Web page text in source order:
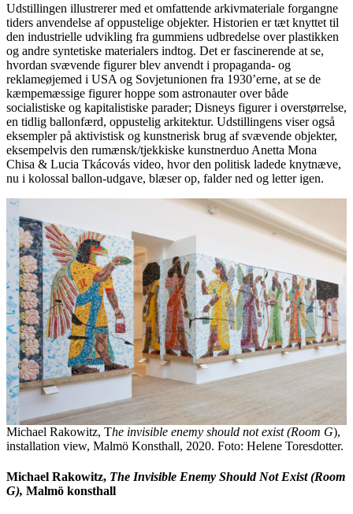
Udstillingen illustrerer med et omfattende arkivmateriale forgangne
tiders anvendelse af oppustelige objekter. Historien er tæt knyttet til
den industrielle udvikling fra gummiens udbredelse over plastikken
og andre syntetiske materialers indtog. Det er fascinerende at se,
hvordan svævende figurer blev anvendt i propaganda- og
reklameøjemed i USA og Sovjetunionen fra 1930’erne, at se de
kæmpemæssige figurer hoppe som astronauter over både
socialistiske og kapitalistiske parader; Disneys figurer i overstørrelse,
en tidlig ballonfærd, oppustelig arkitektur. Udstillingens viser også
eksempler på aktivistisk og kunstnerisk brug af svævende objekter,
eksempelvis den rumænsk/tjekkiske kunstnerduo Anetta Mona
Chisa & Lucia Tkácovás video, hvor den politisk ladede knytnæve,
nu i kolossal ballon-udgave, blæser op, falder ned og letter igen.
Michael Rakowitz, The invisible enemy should not exist (Room G),
installation view, Malmö Konsthall, 2020. Foto: Helene Toresdotter.
Michael Rakowitz, The Invisible Enemy Should Not Exist (Room
G), Malmö konsthall